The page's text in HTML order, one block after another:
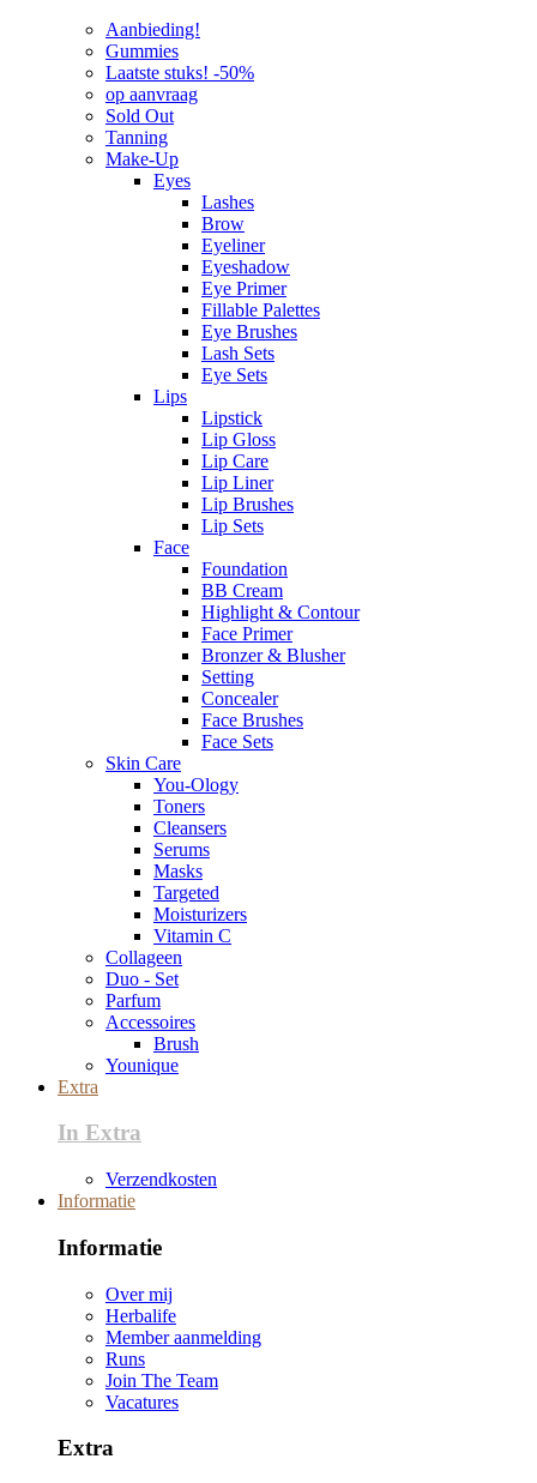
Aanbieding!
Gummies
Laatste stuks! -50%
op aanvraag
Sold Out
Tanning
Make-Up
Eyes
Lashes
Brow
Eyeliner
Eyeshadow
Eye Primer
Fillable Palettes
Eye Brushes
Lash Sets
Eye Sets
Lips
Lipstick
Lip Gloss
Lip Care
Lip Liner
Lip Brushes
Lip Sets
Face
Foundation
BB Cream
Highlight & Contour
Face Primer
Bronzer & Blusher
Setting
Concealer
Face Brushes
Face Sets
Skin Care
You-Ology
Toners
Cleansers
Serums
Masks
Targeted
Moisturizers
Vitamin C
Collageen
Duo - Set
Parfum
Accessoires
Brush
Younique
Extra
In Extra
Verzendkosten
Informatie
Informatie
Over mij
Herbalife
Member aanmelding
Runs
Join The Team
Vacatures
Extra